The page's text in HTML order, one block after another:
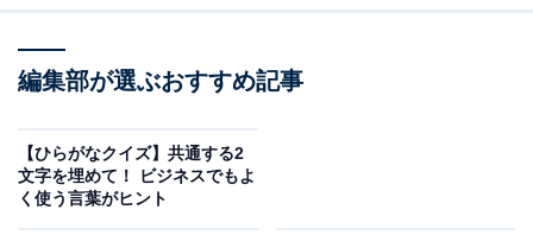
編集部が選ぶおすすめ記事
【ひらがなクイズ】共通する2
文字を埋めて！ ビジネスでもよ
く使う言葉がヒント